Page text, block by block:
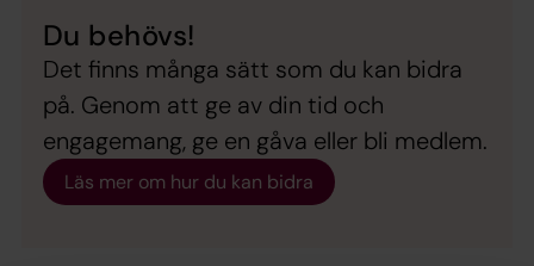
Du behövs!
Det finns många sätt som du kan bidra
på. Genom att ge av din tid och
engagemang, ge en gåva eller bli medlem.
Läs mer om hur du kan bidra